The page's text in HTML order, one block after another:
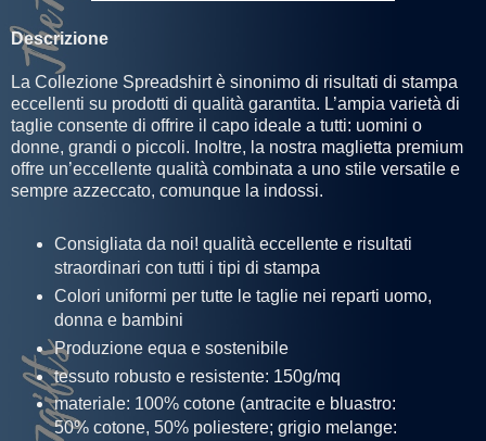
Descrizione
La Collezione Spreadshirt è sinonimo di risultati di stampa
eccellenti su prodotti di qualità garantita. L’ampia varietà di
taglie consente di offrire il capo ideale a tutti: uomini o
donne, grandi o piccoli. Inoltre, la nostra maglietta premium
offre un’eccellente qualità combinata a uno stile versatile e
sempre azzeccato, comunque la indossi.
Consigliata da noi! qualità eccellente e risultati
straordinari con tutti i tipi di stampa
Colori uniformi per tutte le taglie nei reparti uomo,
donna e bambini
Produzione equa e sostenibile
tessuto robusto e resistente: 150g/mq
materiale: 100% cotone (antracite e bluastro:
50% cotone, 50% poliestere; grigio melange: